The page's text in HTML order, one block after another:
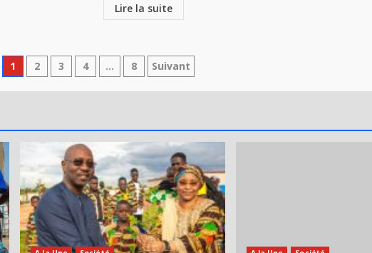
Lire la suite
Pagination
des
publications
1 2 3 4 … 8 Suivant